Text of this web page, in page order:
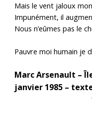
Mais le vent jaloux
Impunément, il
Nous n’eûmes pas le
Pauvre moi humain je
Marc Arsenault –
janvier 1985 –